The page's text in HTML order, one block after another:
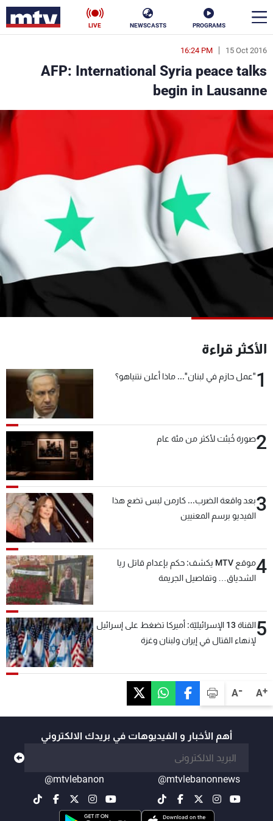
PROGRAMS
NEWSCASTS
LIVE
A+
A-
15 Oct 2016
16:24 PM
AFP: International Syria peace talks
begin in Lausanne
الأكثر قراءة
1"عمل حازم في لبنان"... ماذا أعلن نتنياهو؟
2صورة خُبئت لأكثر من مئة عام
3بعد واقعة الضرب... كارمن لبس تضع هذا
الفيديو برسم المعنيين
4
موقع MTV يكشف: حكم بإعدام قاتل ريا
الشدياق… وتفاصيل الجريمة
5
القناة 13 الإسرائيليّة: أميركا تضغط على إسرائيل
لإنهاء القتال في إيران ولبنان وغزة
أهم الأخبار و الفيديوهات في بريدك الالكتروني
@mtvlebanonnews
@mtvlebanon
en
الأخبار
سياسة ناس
إقتصاد
منوعات رياضة
كأس العالم
البرامج
جدول البرامج
عن MTV
الإنـتـاج
شروط الإسـتخدام
سياسة الخصوصية